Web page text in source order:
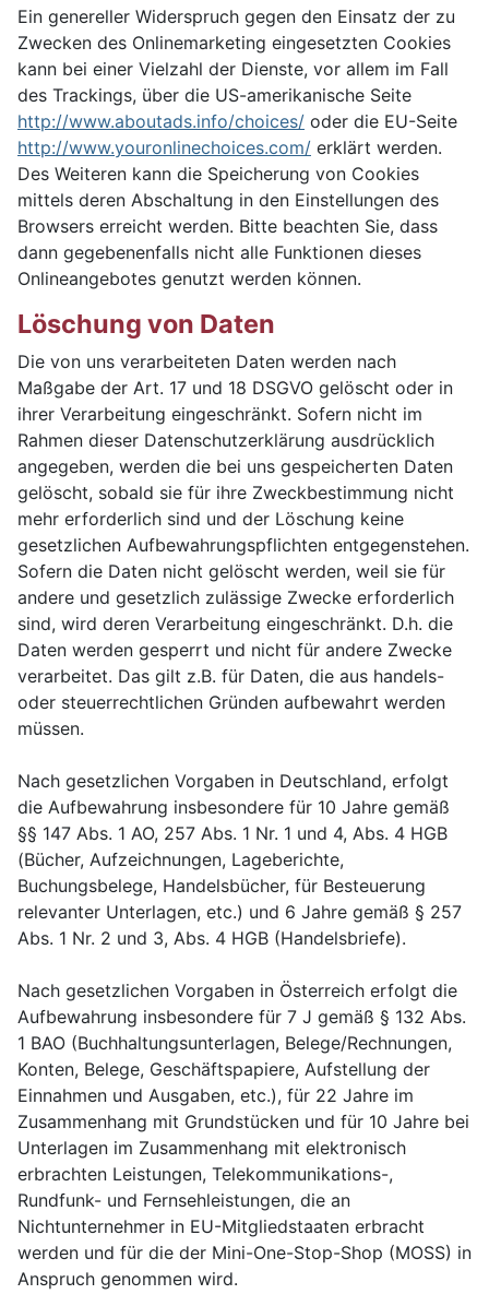
Ein genereller Widerspruch gegen den Einsatz der zu
Zwecken des Onlinemarketing eingesetzten Cookies
kann bei einer Vielzahl der Dienste, vor allem im Fall
des Trackings, über die US-amerikanische Seite
http://www.aboutads.info/choices/ oder die EU-Seite
http://www.youronlinechoices.com/ erklärt werden.
Des Weiteren kann die Speicherung von Cookies
mittels deren Abschaltung in den Einstellungen des
Browsers erreicht werden. Bitte beachten Sie, dass
dann gegebenenfalls nicht alle Funktionen dieses
Onlineangebotes genutzt werden können.
Löschung von Daten
Die von uns verarbeiteten Daten werden nach
Maßgabe der Art. 17 und 18 DSGVO gelöscht oder in
ihrer Verarbeitung eingeschränkt. Sofern nicht im
Rahmen dieser Datenschutzerklärung ausdrücklich
angegeben, werden die bei uns gespeicherten Daten
gelöscht, sobald sie für ihre Zweckbestimmung nicht
mehr erforderlich sind und der Löschung keine
gesetzlichen Aufbewahrungspflichten entgegenstehen.
Sofern die Daten nicht gelöscht werden, weil sie für
andere und gesetzlich zulässige Zwecke erforderlich
sind, wird deren Verarbeitung eingeschränkt. D.h. die
Daten werden gesperrt und nicht für andere Zwecke
verarbeitet. Das gilt z.B. für Daten, die aus handels-
oder steuerrechtlichen Gründen aufbewahrt werden
müssen.
Nach gesetzlichen Vorgaben in Deutschland, erfolgt
die Aufbewahrung insbesondere für 10 Jahre gemäß
§§ 147 Abs. 1 AO, 257 Abs. 1 Nr. 1 und 4, Abs. 4 HGB
(Bücher, Aufzeichnungen, Lageberichte,
Buchungsbelege, Handelsbücher, für Besteuerung
relevanter Unterlagen, etc.) und 6 Jahre gemäß § 257
Abs. 1 Nr. 2 und 3, Abs. 4 HGB (Handelsbriefe).
Nach gesetzlichen Vorgaben in Österreich erfolgt die
Aufbewahrung insbesondere für 7 J gemäß § 132 Abs.
1 BAO (Buchhaltungsunterlagen, Belege/Rechnungen,
Konten, Belege, Geschäftspapiere, Aufstellung der
Einnahmen und Ausgaben, etc.), für 22 Jahre im
Zusammenhang mit Grundstücken und für 10 Jahre bei
Unterlagen im Zusammenhang mit elektronisch
erbrachten Leistungen, Telekommunikations-,
Rundfunk- und Fernsehleistungen, die an
Nichtunternehmer in EU-Mitgliedstaaten erbracht
werden und für die der Mini-One-Stop-Shop (MOSS) in
Anspruch genommen wird.